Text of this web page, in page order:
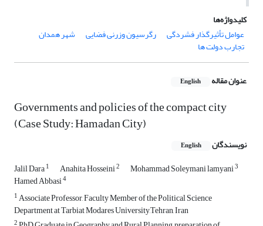
کلیدواژه‌ها
عوامل تأثیرگذار فشردگی
رگرسیون وزرنی فضایی شهر همدان
تجارب دولت ها
عنوان مقاله English
Governments and policies of the compact city
(Case Study: Hamadan City)
نویسندگان English
Jalil Dara1 Anahita Hosseini2 Mohammad Soleymani lamyani3
Hamed Abbasi4
1Associate Professor, Faculty Member of the Political Science
Department at Tarbiat Modares University,Tehran, Iran
2